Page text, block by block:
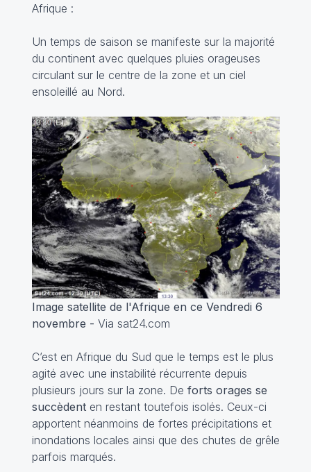
Afrique :
Un temps de saison se manifeste sur la majorité
du continent avec quelques pluies orageuses
circulant sur le centre de la zone et un ciel
ensoleillé au Nord.
Image satellite de l'Afrique en ce Vendredi 6
novembre - Via sat24.com
C’est en Afrique du Sud que le temps est le plus
agité avec une instabilité récurrente depuis
plusieurs jours sur la zone. De forts orages se
succèdenten restant toutefois isolés. Ceux-ci
apportent néanmoins de fortes précipitations et
inondations locales ainsi que des chutes de grêle
parfois marqués.